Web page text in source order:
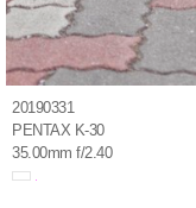
20190331
PENTAX K-30
35.00mm f/2.40